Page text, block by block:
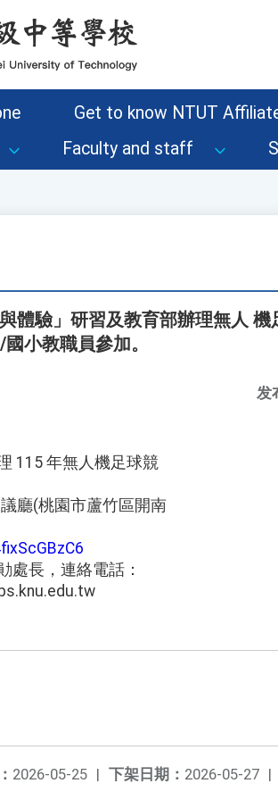
Get to know NTUT
Faculty and staff
體驗」研習及教育部辦理無人 機
小教職員參加。
发
115 年無人機足球競
廳(桃園市蘆竹區開南
處長，連絡電話：
下架日期： 2026-05-27 |
2026-05-25 |